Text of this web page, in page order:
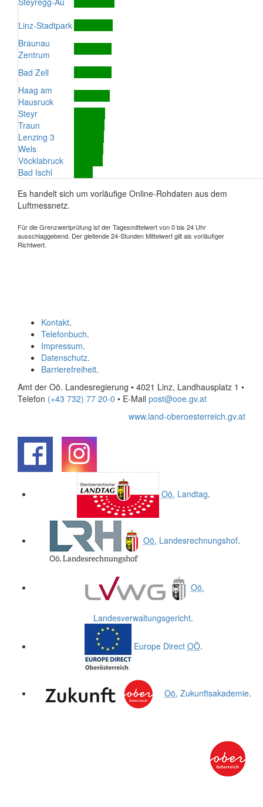
Linz-Stadtpark
Braunau
Zentrum
Bad Zell
Haag am
Hausruck
Steyr
Traun
Lenzing 3
Wels
Vöcklabruck
Bad Ischl
Es handelt sich um vorläufige Online-Rohdaten aus dem
Luftmessnetz.
Für die Grenzwertprüfung ist der Tagesmittelwert von 0 bis 24 Uhr
ausschlaggebend. Der gleitende 24-Stunden Mittelwert gilt als vorläufiger
Richtwert.
Kontakt.
Telefonbuch.
Impressum.
Datenschutz.
Barrierefreiheit.
Amt der Oö. Landesregierung • 4021 Linz, Landhausplatz 1 •
Telefon (+43 732) 77 20-0 • E-Mail post@ooe.gv.at
www.land-oberoesterreich.gv.at
Oö. Landtag.
Oö. Landesrechnungshof.
Oö.
Landesverwaltungsgericht.
Europe Direct OÖ.
Oö. Zukunftsakademie.